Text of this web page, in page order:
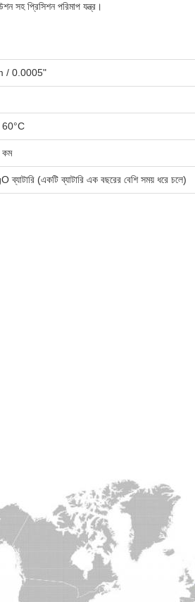
সহ প্রিসিশন পরিমাপ যন্ত্র।
/ 0.0005"
ব্যাটারি (একটি ব্যাটারি এক বছরের বেশি সময় ধরে চলে)